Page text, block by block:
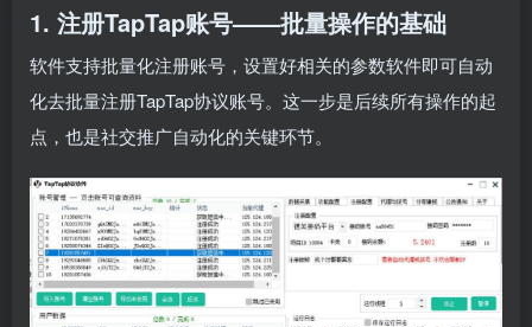
1. 注册TapTap账号——批量操作的基础
软件支持批量化注册账号，设置好相关的参数软件即可自动
化去批量注册TapTap协议账号。这一步是后续所有操作的起
点，也是社交推广自动化的关键环节。